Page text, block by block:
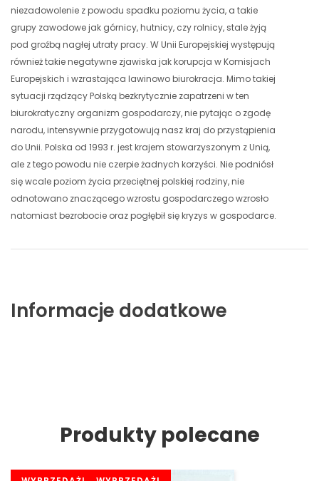
niezadowolenie z powodu spadku poziomu życia, a takie
grupy zawodowe jak górnicy, hutnicy, czy rolnicy, stale żyją
pod groźbą nagłej utraty pracy. W Unii Europejskiej występują
również takie negatywne zjawiska jak korupcja w Komisjach
Europejskich i wzrastająca lawinowo biurokracja. Mimo takiej
sytuacji rządzący Polską bezkrytycznie zapatrzeni w ten
biurokratyczny organizm gospodarczy, nie pytając o zgodę
narodu, intensywnie przygotowują nasz kraj do przystąpienia
do Unii. Polska od 1993 r. jest krajem stowarzyszonym z Unią,
ale z tego powodu nie czerpie żadnych korzyści. Nie podniósł
się wcale poziom życia przeciętnej polskiej rodziny, nie
odnotowano znaczącego wzrostu gospodarczego wzrosło
natomiast bezrobocie oraz pogłębił się kryzys w gospodarce.
Informacje dodatkowe
Produkty polecane